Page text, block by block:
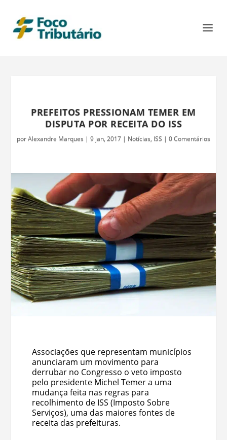
PREFEITOS PRESSIONAM TEMER EM
DISPUTA POR RECEITA DO ISS
porAlexandre Marques | 9 jan, 2017 | Notícias, ISS | 0 Comentários
Associações que representam municípios
anunciaram um movimento para
derrubar no Congresso o veto imposto
pelo presidente Michel Temer a uma
mudança feita nas regras para
recolhimento de ISS (Imposto Sobre
Serviços), uma das maiores fontes de
receita das prefeituras.